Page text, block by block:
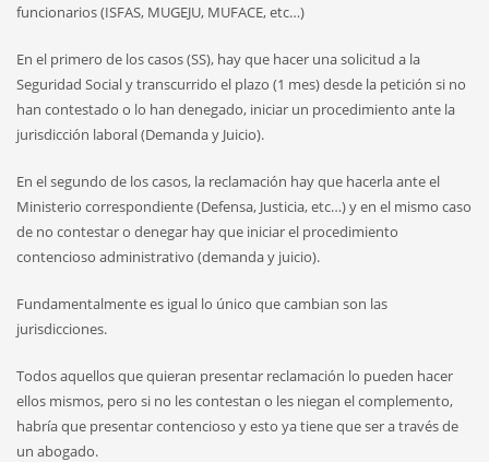
funcionarios (ISFAS, MUGEJU, MUFACE, etc…)
En el primero de los casos (SS), hay que hacer una solicitud a la
Seguridad Social y transcurrido el plazo (1 mes) desde la petición si no
han contestado o lo han denegado, iniciar un procedimiento ante la
jurisdicción laboral (Demanda y Juicio).
En el segundo de los casos, la reclamación hay que hacerla ante el
Ministerio correspondiente (Defensa, Justicia, etc…) y en el mismo caso
de no contestar o denegar hay que iniciar el procedimiento
contencioso administrativo (demanda y juicio).
Fundamentalmente es igual lo único que cambian son las
jurisdicciones.
Todos aquellos que quieran presentar reclamación lo pueden hacer
ellos mismos, pero si no les contestan o les niegan el complemento,
habría que presentar contencioso y esto ya tiene que ser a través de
un abogado.